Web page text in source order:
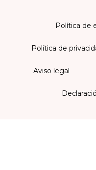
Política de
Política de
Aviso legal